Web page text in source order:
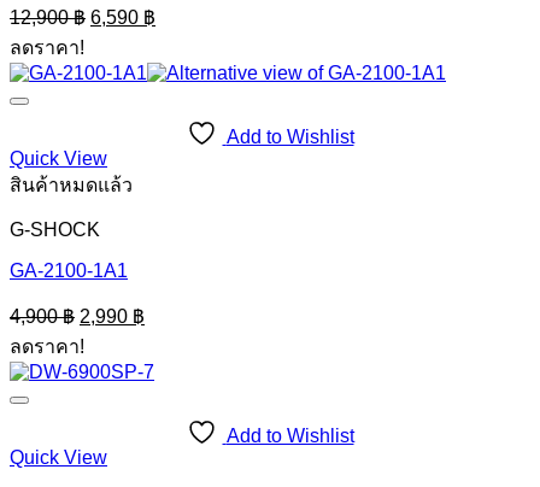
12,900฿ Original
price
12,900 ฿.
6,590 ฿
price
6,590 ฿.
ลดราคา!
Add to Wishlist
Quick View
สินค้าหมดแล้ว
G-SHOCK
GA-2100-1A1
4,900฿ Original
price
was:
4,900 ฿.
2,990 ฿
price
2,990 ฿.
ลดราคา!
Add to Wishlist
Quick View